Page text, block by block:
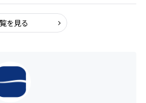
を見る